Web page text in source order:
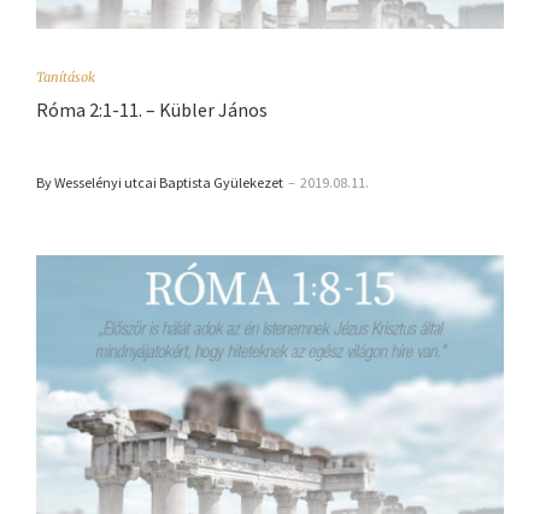
Tanítások
Róma 2:1-11. – Kübler János
By Wesselényi utcai Baptista Gyülekezet – 2019.08.11.